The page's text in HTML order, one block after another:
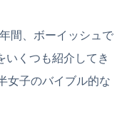
間、ボーイッシュで
いくつも紹介してき
女子のバイブル的な